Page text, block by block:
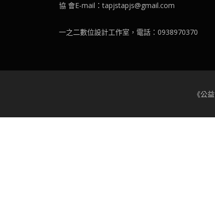
協 會E-mail：tapjstapjs@gmail.com
一之二數位設計工作室，電話：0938970370
《公